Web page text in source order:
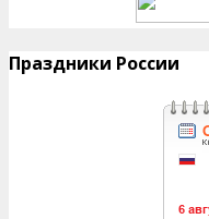
Праздники России